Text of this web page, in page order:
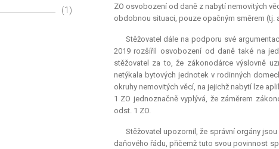
ZO osvobození od daně z nabytí nemovitých
obdobnou situaci, pouze opačným směrem (tj.
Stěžovatel dále na podporu své
2019 rozšířil osvobození od daně také na
stěžovatel za to, že zákonodárce výslovně
netýkala bytových jednotek v rodinných
okruhy nemovitých věcí, na jejichž nabytí lze
1 ZO jednoznačně vyplývá, že záměrem
odst. 1 ZO.
Stěžovatel upozornil, že správní orgány
daňového řádu, přičemž tuto svou povinnost
(1)